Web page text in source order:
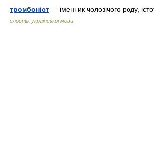
тромбоніст — іменник чоловічого роду,
словник української мови